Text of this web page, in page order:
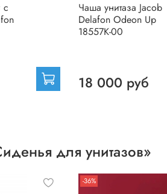
с
Чаша унитаза Jacob
Delafon Odeon Up
18557K-00
18 000 руб
для унитазов»
-36%